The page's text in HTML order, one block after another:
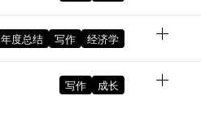
年度总结 写作 经济学
写作 成长